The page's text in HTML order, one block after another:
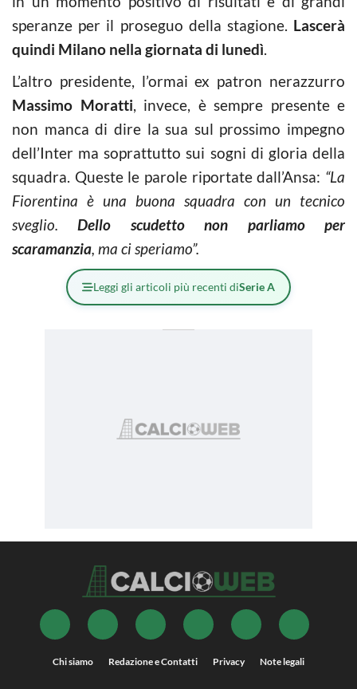
speranze per il proseguo della stagione. Lascerà
quindi Milano nella giornata di lunedì.
L’altro presidente, l’ormai ex patron nerazzurro
Massimo Moratti, invece, è sempre presente e
non manca di dire la sua sul prossimo impegno
dell’Inter ma soprattutto sui sogni di gloria della
squadra. Queste le parole riportate dall’Ansa: “La
Fiorentina è una buona squadra con un tecnico
sveglio.Dello scudetto non parliamo per
scaramanzia, ma ci speriamo”.
Leggi gli articoli più recenti diSerie A
Chi siamo Redazione e Contatti Privacy Note legali